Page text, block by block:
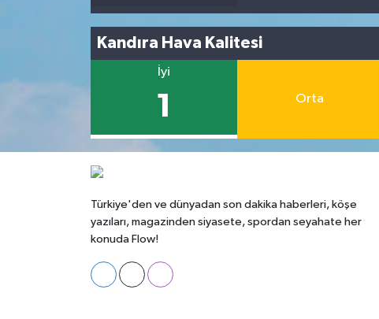
Kandıra Hava Kalitesi
İyi
1 Orta
Türkiye'den ve dünyadan son dakika haberleri, köşe
yazıları, magazinden siyasete, spordan seyahate her
konuda Flow!